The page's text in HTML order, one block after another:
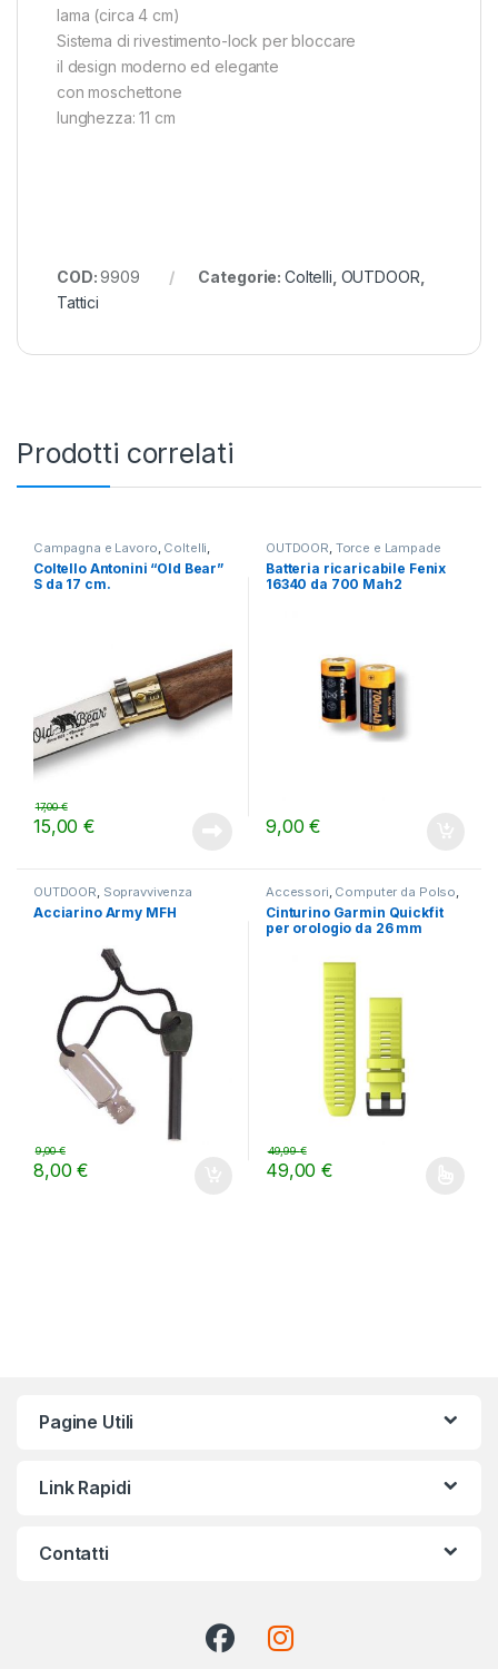
lama (circa 4 cm)
Sistema di rivestimento-lock per bloccare
il design moderno ed elegante
con moschettone
lunghezza: 11 cm
COD:9909 Categorie: Coltelli OUTDOOR
Tattici
Prodotti correlati
Campagna e Lavoro, Coltelli,
OUTDOOR
Coltello Antonini “Old Bear”
S da 17 cm.
15,00€
17,00€
OUTDOOR, Torce e Lampade
Batteria ricaricabile Fenix
16340 da 700 Mah2
9,00€
OUTDOOR, Sopravvivenza
Acciarino Army MFH
8,00€
9,00€
Accessori, Computer da Polso,
OUTDOOR
Cinturino Garmin Quickfit
per orologio da 26 mm
49,00€
49,99€
Questo prodotto ha più
Pagine Utili
Link Rapidi
Contatti